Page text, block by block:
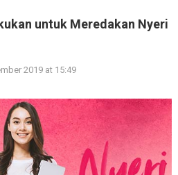
untuk Meredakan Nyeri
2019 at 15:49